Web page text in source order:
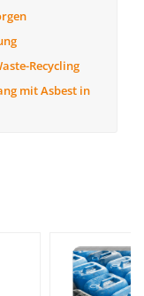
Recycling
mit Asbest in